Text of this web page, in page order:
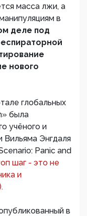
масса лжи, а
в
деле под
нового
глобальных
была
учёного и
Вильяма Энгдаля
Panic and
шаг - это не
и
в